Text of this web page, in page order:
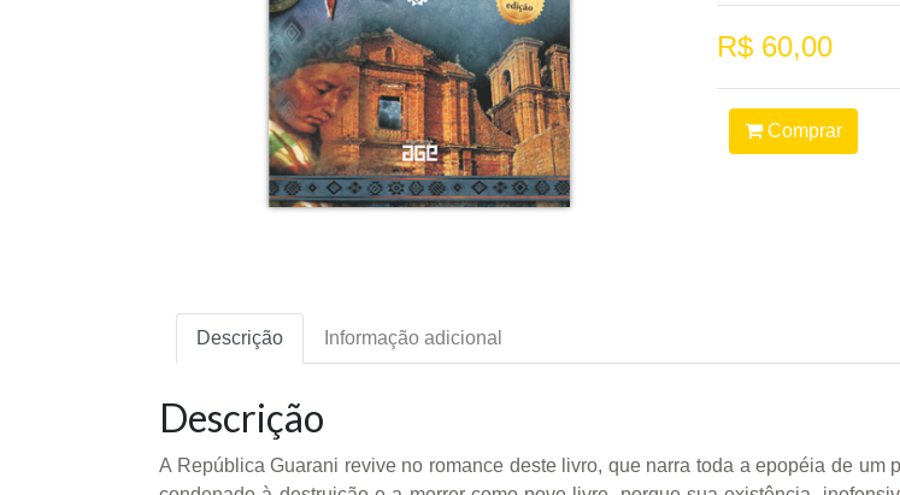
R$ 60,00
Comprar
Descrição Informação adicional
Descrição
A República Guarani revive no romance deste livro, que narra toda a epopéia de